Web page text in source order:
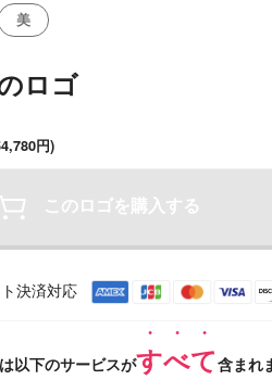
美
ロゴ
円)
このロゴを購入する
決済対応
以下のサービスがすべて含まれ